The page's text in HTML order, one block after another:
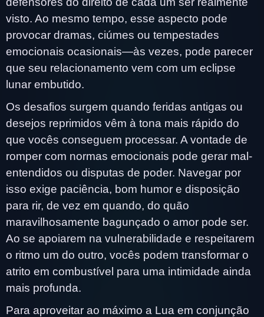
visto. Ao mesmo tempo, esse aspecto pode
provocar dramas, ciúmes ou tempestades
emocionais ocasionais—às vezes, pode parecer
que seu relacionamento vem com um eclipse
lunar embutido.
Os desafios surgem quando feridas antigas ou
desejos reprimidos vêm à tona mais rápido do
que vocês conseguem processar. A vontade de
romper com normas emocionais pode gerar mal-
entendidos ou disputas de poder. Navegar por
isso exige paciência, bom humor e disposição
para rir, de vez em quando, do quão
maravilhosamente bagunçado o amor pode ser.
Ao se apoiarem na vulnerabilidade e respeitarem
o ritmo um do outro, vocês podem transformar o
atrito em combustível para uma intimidade ainda
mais profunda.
Para aproveitar ao máximo a Lua em conjunção